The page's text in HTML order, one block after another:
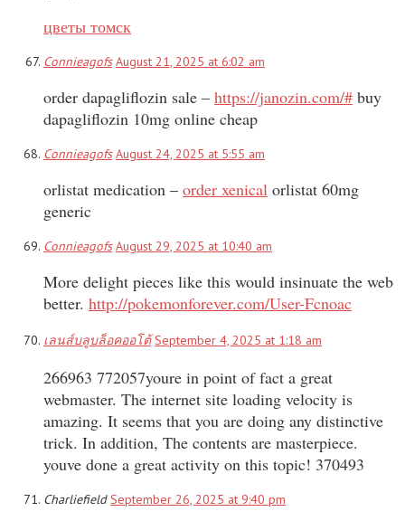
цветы томск
Connieagofs August 21, 2025 at 6:02 am
order dapagliflozin sale – https://janozin.com/# buy
dapagliflozin 10mg online cheap
Connieagofs August 24, 2025 at 5:55 am
orlistat medication – order xenical orlistat 60mg
generic
Connieagofs August 29, 2025 at 10:40 am
More delight pieces like this would insinuate the web
better. http://pokemonforever.com/User-Fcnoac
เลนส์บลูบล็อคออโต้ September 4, 2025 at 1:18 am
266963 772057youre in point of fact a great
webmaster. The internet site loading velocity is
amazing. It seems that you are doing any distinctive
trick. In addition, The contents are masterpiece.
youve done a great activity on this topic! 370493
CharliefieldSeptember 26, 2025 at 9:40 pm